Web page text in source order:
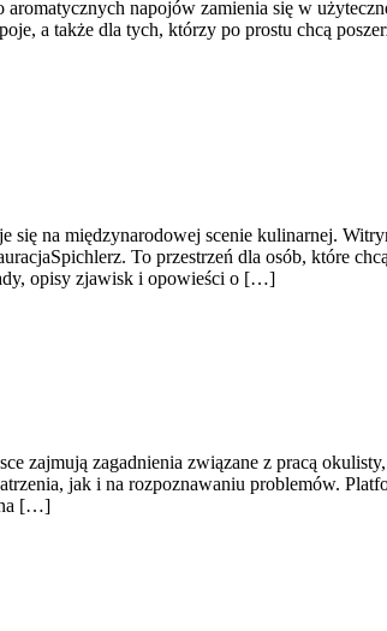
napojów zamienia się w
a także dla tych, którzy po prostu chcą
na międzynarodowej scenie kulinarnej.
To przestrzeń dla osób, które
opisy zjawisk i opowieści o […]
zajmują zagadnienia związane z pracą
jak i na rozpoznawaniu problemów.
[…]